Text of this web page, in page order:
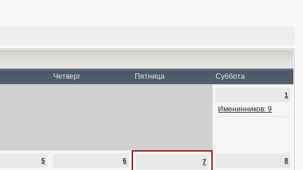
Четверг Пятница Суббота
1
Именинников: 9
5 6 7 8